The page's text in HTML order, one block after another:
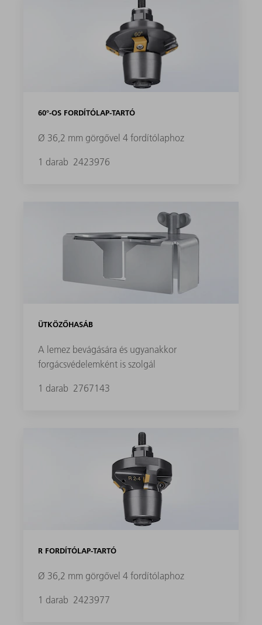
60°-OS FORDÍTÓLAP-TARTÓ
Ø 36,2 mm görgővel 4 fordítólaphoz
1 darab 2423976
ÜTKÖZŐHASÁB
A lemez bevágására és ugyanakkor
forgácsvédelemként is szolgál
1 darab 2767143
R FORDÍTÓLAP-TARTÓ
Ø 36,2 mm görgővel 4 fordítólaphoz
1 darab 2423977